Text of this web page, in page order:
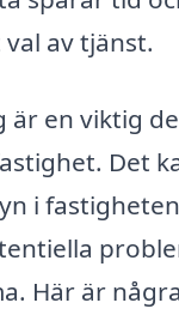
av tjänst.
är en viktig
Det
i
Här är